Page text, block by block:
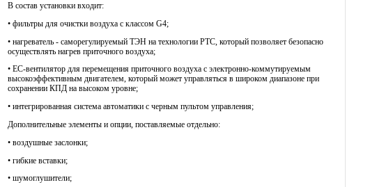
В состав установки входит:
• фильтры для очистки воздуха с классом G4;
• нагреватель - саморегулируемый ТЭН на технологии PTC, который позволяет безопасно
осуществлять нагрев приточного воздуха;
• EC-вентилятор для перемещения приточного воздуха c электронно-коммутируемым
высокоэффективным двигателем, который может управляться в широком диапазоне при
сохранении КПД на высоком уровне;
• интегрированная система автоматики с черным пультом управления;
Дополнительные элементы и опции, поставляемые отдельно:
• воздушные заслонки;
• гибкие вставки;
• шумоглушители;